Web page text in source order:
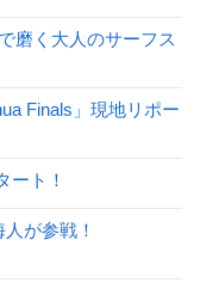
磨く大人のサーフス
Finals」現地リポー
ート！
が参戦！